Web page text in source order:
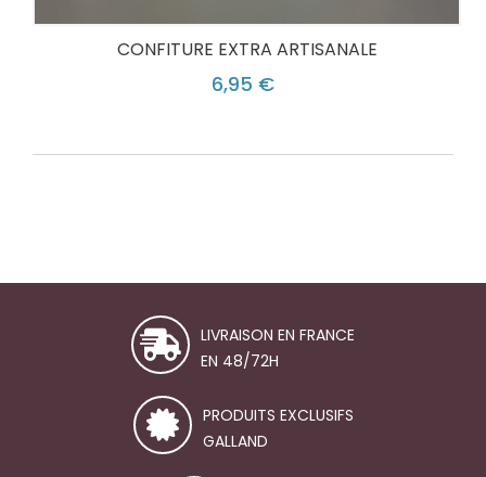
CONFITURE EXTRA ARTISANALE
6,95 €
LIVRAISON EN FRANCE
EN 48/72H
PRODUITS EXCLUSIFS
GALLAND